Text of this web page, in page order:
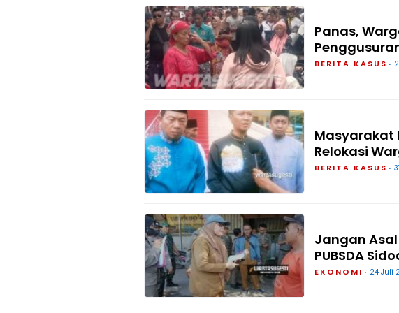
Panas,
BERITA KASUS
Masyarakat
Relokasi
BERITA KASUS
Jangan Asal
PUBSDA
EKONOMI 24 Juli